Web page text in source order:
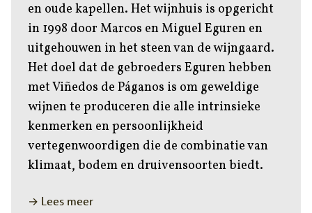
en oude kapellen. Het wijnhuis is opgericht
in 1998 door Marcos en Miguel Eguren en
uitgehouwen in het steen van de wijngaard.
Het doel dat de gebroeders Eguren hebben
met Viñedos de Páganos is om geweldige
wijnen te produceren die alle intrinsieke
kenmerken en persoonlijkheid
vertegenwoordigen die de combinatie van
klimaat, bodem en druivensoorten biedt.
→ Lees meer